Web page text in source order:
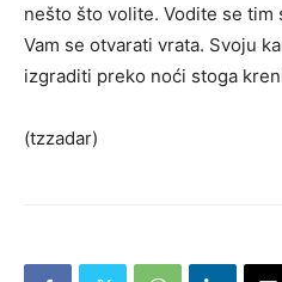
nešto što volite. Vodite se tim
Vam se otvarati vrata. Svoju
izgraditi preko noći stoga
(tzzadar)